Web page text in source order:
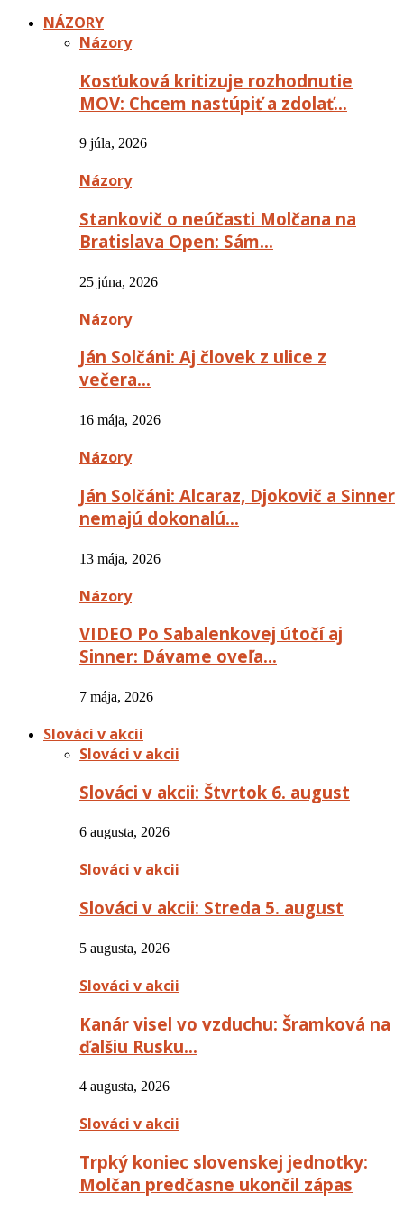
NÁZORY
Názory
Kosťuková kritizuje rozhodnutie
MOV: Chcem nastúpiť a zdolať…
9 júla, 2026
Názory
Stankovič o neúčasti Molčana na
Bratislava Open: Sám…
25 júna, 2026
Názory
Ján Solčáni: Aj človek z ulice z
večera…
16 mája, 2026
Názory
Ján Solčáni: Alcaraz, Djokovič a Sinner
nemajú dokonalú…
13 mája, 2026
Názory
VIDEO Po Sabalenkovej útočí aj
Sinner: Dávame oveľa…
7 mája, 2026
Slováci v akcii
Slováci v akcii
Slováci v akcii: Štvrtok 6. august
6 augusta, 2026
Slováci v akcii
Slováci v akcii: Streda 5. august
5 augusta, 2026
Slováci v akcii
Kanár visel vo vzduchu: Šramková na
ďalšiu Rusku…
4 augusta, 2026
Slováci v akcii
Trpký koniec slovenskej jednotky:
Molčan predčasne ukončil zápas